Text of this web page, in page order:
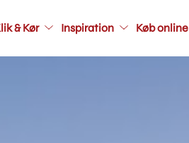
& Kør Inspiration Køb online